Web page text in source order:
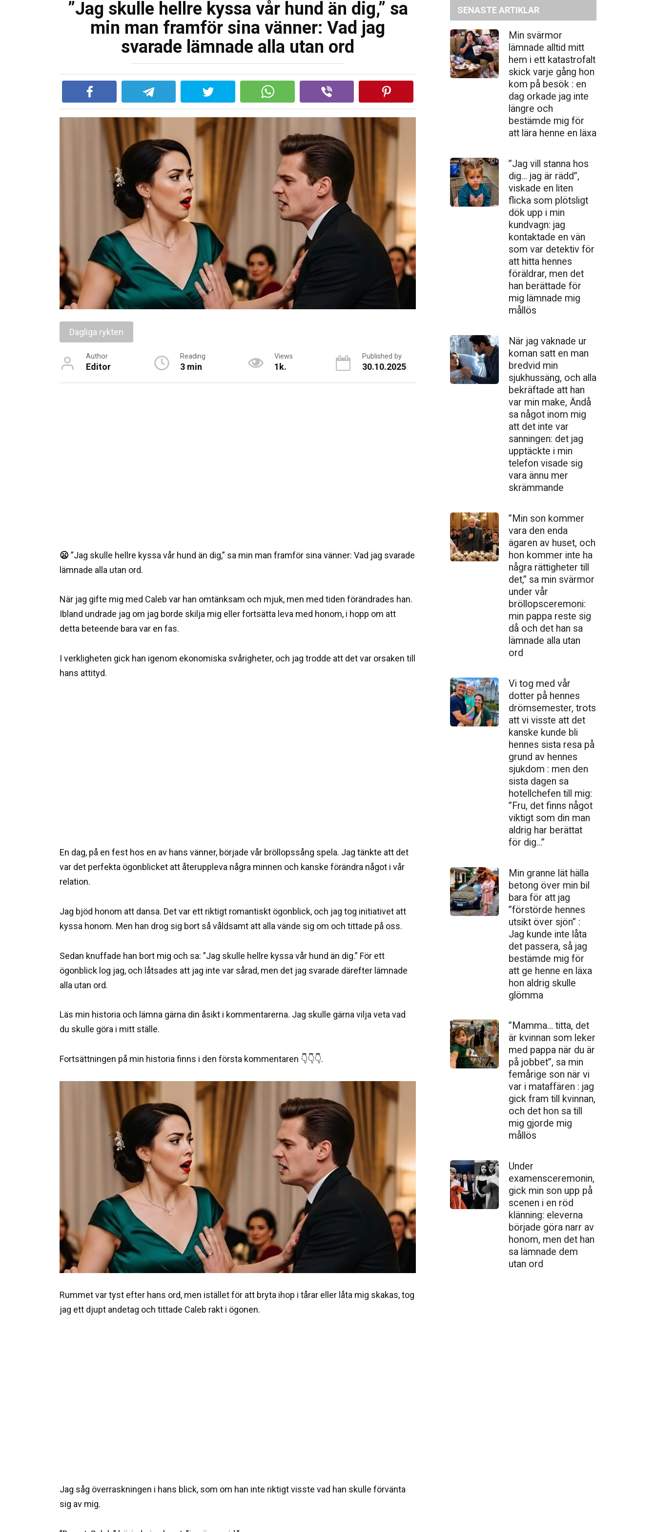
”Jag skulle hellre kyssa vår hund än dig,” sa
min man framför sina vänner: Vad jag
svarade lämnade alla utan ord
Dagliga rykten
Author
Editor
Reading
3 min
Views
1k.
Published by
30.10.2025
😦 ”Jag skulle hellre kyssa vår hund än dig,” sa min man framför sina vänner: Vad jag svarade
lämnade alla utan ord.
När jag gifte mig med Caleb var han omtänksam och mjuk, men med tiden förändrades han.
Ibland undrade jag om jag borde skilja mig eller fortsätta leva med honom, i hopp om att
detta beteende bara var en fas.
I verkligheten gick han igenom ekonomiska svårigheter, och jag trodde att det var orsaken till
hans attityd.
En dag, på en fest hos en av hans vänner, började vår bröllopssång spela. Jag tänkte att det
var det perfekta ögonblicket att återuppleva några minnen och kanske förändra något i vår
relation.
Jag bjöd honom att dansa. Det var ett riktigt romantiskt ögonblick, och jag tog initiativet att
kyssa honom. Men han drog sig bort så våldsamt att alla vände sig om och tittade på oss.
Sedan knuffade han bort mig och sa: ”Jag skulle hellre kyssa vår hund än dig.” För ett
ögonblick log jag, och låtsades att jag inte var sårad, men det jag svarade därefter lämnade
alla utan ord.
Läs min historia och lämna gärna din åsikt i kommentarerna. Jag skulle gärna vilja veta vad
du skulle göra i mitt ställe.
Fortsättningen på min historia finns i den första kommentaren 👇👇👇.
Rummet var tyst efter hans ord, men istället för att bryta ihop i tårar eller låta mig skakas, tog
jag ett djupt andetag och tittade Caleb rakt i ögonen.
Jag såg överraskningen i hans blick, som om han inte riktigt visste vad han skulle förvänta
sig av mig.
SENASTE ARTIKLAR
Min svärmor
lämnade alltid mitt
hem i ett katastrofalt
skick varje gång hon
kom på besök : en
dag orkade jag inte
längre och
bestämde mig för
att lära henne en läxa
”Jag vill stanna hos
dig… jag är rädd”,
viskade en liten
flicka som plötsligt
dök upp i min
kundvagn: jag
kontaktade en vän
som var detektiv för
att hitta hennes
föräldrar, men det
han berättade för
mig lämnade mig
mållös
När jag vaknade ur
koman satt en man
bredvid min
sjukhussäng, och alla
bekräftade att han
var min make, Ändå
sa något inom mig
att det inte var
sanningen: det jag
upptäckte i min
telefon visade sig
vara ännu mer
skrämmande
”Min son kommer
vara den enda
ägaren av huset, och
hon kommer inte ha
några rättigheter till
det,” sa min svärmor
under vår
bröllopsceremoni:
min pappa reste sig
då och det han sa
lämnade alla utan
ord
Vi tog med vår
dotter på hennes
drömsemester, trots
att vi visste att det
kanske kunde bli
hennes sista resa på
grund av hennes
sjukdom : men den
sista dagen sa
hotellchefen till mig:
”Fru, det finns något
viktigt som din man
aldrig har berättat
för dig…”
Min granne lät hälla
betong över min bil
bara för att jag
”förstörde hennes
utsikt över sjön” :
Jag kunde inte låta
det passera, så jag
bestämde mig för
att ge henne en läxa
hon aldrig skulle
glömma
”Mamma… titta, det
är kvinnan som leker
med pappa när du är
på jobbet”, sa min
femårige son när vi
var i mataffären : jag
gick fram till kvinnan,
och det hon sa till
mig gjorde mig
mållös
Under
examensceremonin,
gick min son upp på
scenen i en röd
klänning: eleverna
började göra narr av
honom, men det han
sa lämnade dem
utan ord